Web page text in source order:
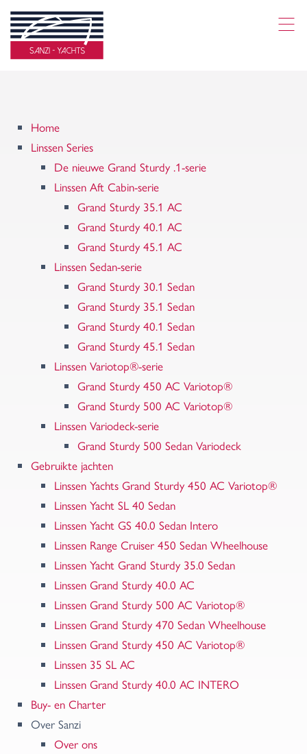
Home
Linssen Series
De nieuwe Grand Sturdy .1-serie
Linssen Aft Cabin-serie
Grand Sturdy 35.1 AC
Grand Sturdy 40.1 AC
Grand Sturdy 45.1 AC
Linssen Sedan-serie
Grand Sturdy 30.1 Sedan
Grand Sturdy 35.1 Sedan
Grand Sturdy 40.1 Sedan
Grand Sturdy 45.1 Sedan
Linssen Variotop®-serie
Grand Sturdy 450 AC Variotop®
Grand Sturdy 500 AC Variotop®
Linssen Variodeck-serie
Grand Sturdy 500 Sedan Variodeck
Gebruikte jachten
Linssen Yachts Grand Sturdy 450 AC Variotop®
Linssen Yacht SL 40 Sedan
Linssen Yacht GS 40.0 Sedan Intero
Linssen Range Cruiser 450 Sedan Wheelhouse
Linssen Yacht Grand Sturdy 35.0 Sedan
Linssen Grand Sturdy 40.0 AC
Linssen Grand Sturdy 500 AC Variotop®
Linssen Grand Sturdy 470 Sedan Wheelhouse
Linssen Grand Sturdy 450 AC Variotop®
Linssen 35 SL AC
Linssen Grand Sturdy 40.0 AC INTERO
Buy- en Charter
Over Sanzi
Over ons